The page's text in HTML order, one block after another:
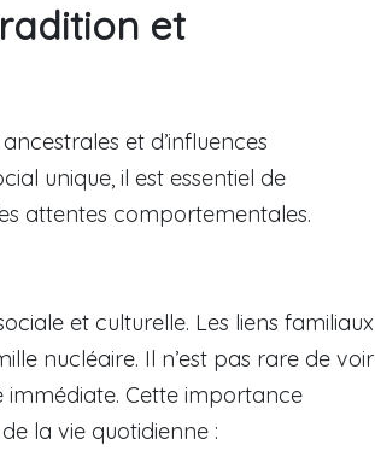
et
et d’influences
unique, il est essentiel de
attentes comportementales.
et culturelle. Les liens familiaux
nucléaire. Il n’est pas rare de voir
immédiate. Cette importance
la vie quotidienne :